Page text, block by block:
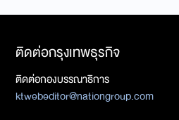
ติดต่อกรุงเทพธุรกิจ
ติดต่อกองบรรณาธิการ
ktwebeditor@nationgroup.com